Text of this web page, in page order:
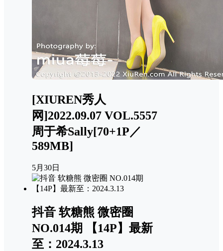
[XIUREN秀人
网]2022.09.07 VOL.5557
周于希Sally[70+1P／
589MB]
5月30日
抖音 软糖熊 微密圈
NO.014期 【14P】最新
至：2024.3.13